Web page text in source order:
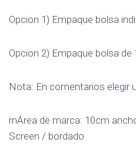
Opcion 1) Empaque bolsa
Opcion 2) Empaque bolsa de
Nota: En comentarios elegir
rnÁrea de marca: 10cm
Screen / bordado